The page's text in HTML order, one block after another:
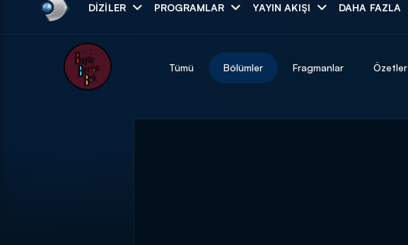
DIZILER PROGRAMLAR YAYIN AKIŞI DAHA FAZLA
ARAMA SONUÇLARI
Tümü Bölümler Fragmanlar Özetler